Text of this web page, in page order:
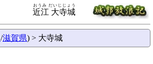
近江 大寺城
おうみ だいじじょう
/滋賀県) > 大寺城